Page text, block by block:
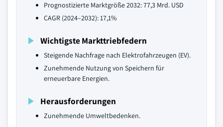
Prognostizierte Marktgröße 2032: 77,3 Mrd. USD
CAGR (2024–2032): 17,1%
Wichtigste Markttriebfedern
Steigende Nachfrage nach Elektrofahrzeugen (EV).
Zunehmende Nutzung von Speichern für
erneuerbare Energien.
Herausforderungen
Zunehmende Umweltbedenken.